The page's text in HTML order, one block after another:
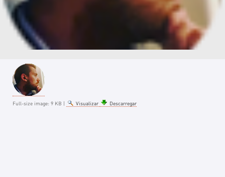
Full-size image: 9 KB | Visualizar Descarregar